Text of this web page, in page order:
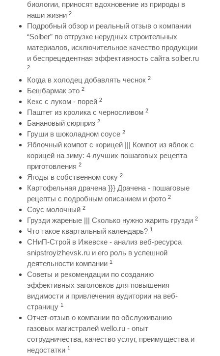
биологии, приносят вдохновение из природы в
наши жизни 2
Подробный обзор и реальный отзыв о компании
“Solber” по отгрузке нерудных строительных
материалов, исключительное качество продукции
и беспрецедентная эффективность сайта solber.ru
2
Когда в холодец добавлять чеснок 2
Бешбармак это 2
Кекс с луком - порей 2
Паштет из кролика с черносливом 2
Банановый сюрприз 2
Груши в шоколадном соусе 2
Яблочный компот с корицей ||| Компот из яблок с
корицей на зиму: 4 лучших пошаговых рецепта
приготовления 2
Ягоды в собственном соку 2
Картофельная драчена }}} Драчена - пошаговые
рецепты с подробным описанием и фото 2
Соус молочный 2
Грузди жареные ||| Сколько нужно жарить грузди 2
Что такое квартальный календарь? 1
СНиП-Строй в Ижевске - анализ веб-ресурса
snipstroyizhevsk.ru и его роль в успешной
деятельности компании 1
Советы и рекомендации по созданию
эффективных заголовков для повышения
видимости и привлечения аудитории на веб-
страницу 1
Отчет-отзыв о компании по обслуживанию
газовых магистралей wello.ru - опыт
сотрудничества, качество услуг, преимущества и
недостатки 1